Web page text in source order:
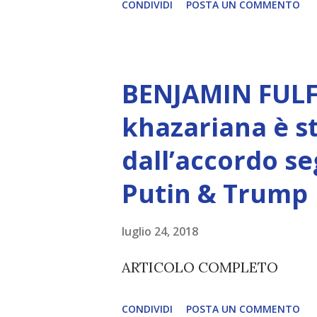
Creatore. È ciò che
non è la scelta più efficiente.
L’intelligenza può simulare
essere Coscienza. Può
renderanno la differenza
CONDIVIDI POSTA UN COMMENTO
BENJAMIN
khazariana è
dall’accordo
Putin & Trump
luglio 24, 2018
ARTICOLO COMPLETO
CONDIVIDI POSTA UN COMMENTO